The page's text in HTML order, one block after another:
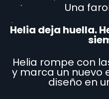
Una
Helia deja huella.
Helia rompe con
y marca un nuevo
diseño en